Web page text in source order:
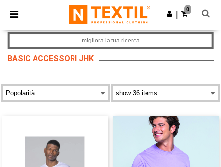
× App Ntextil
Prezzi migliori sull'app!
Scarica app
0
BASIC ACCESSORI JHK
migliora la tua ricerca